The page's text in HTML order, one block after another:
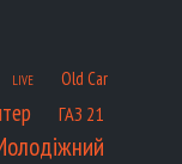
LIVE
Old Car
ГАЗ 21